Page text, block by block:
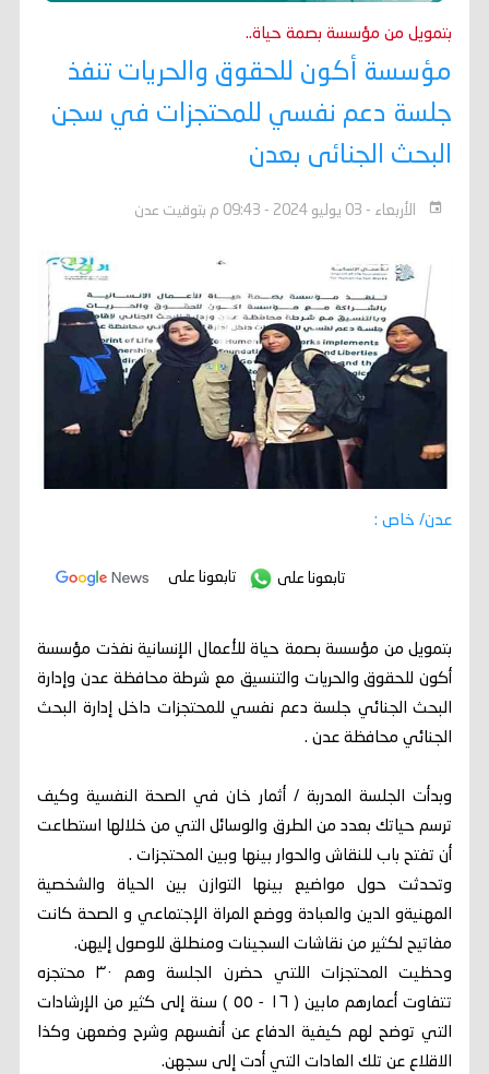
بتمويل من مؤسسة بصمة حياة..
مؤسسة أكون للحقوق والحريات تنفذ
جلسة دعم نفسي للمحتجزات في سجن
البحث الجنائى بعدن
الأربعاء - 03 يوليو 2024 - 09:43 م بتوقيت عدن
عدن/ خاص :
تابعونا على تابعونا على
بتمويل من مؤسسة بصمة حياة للأعمال الإنسانية نفذت مؤسسة
أكون للحقوق والحريات والتنسيق مع شرطة محافظة عدن وإدارة
البحث الجنائي جلسة دعم نفسي للمحتجزات داخل إدارة البحث
الجنائي محافظة عدن .
وبدأت الجلسة المدربة / أثمار خان في الصحة النفسية وكيف
ترسم حياتك بعدد من الطرق والوسائل التي من خلالها استطاعت
أن تفتح باب للنقاش والحوار بينها وبين المحتجزات .
وتحدثت حول مواضيع بينها التوازن بين الحياة والشخصية
المهنيةو الدين والعبادة ووضع المراة الإجتماعي و الصحة كانت
مفاتيح لكثير من نقاشات السجينات ومنطلق للوصول إليهن.
وحظيت المحتجزات اللتي حضرن الجلسة وهم ٣٠ محتجزه
تتفاوت أعمارهم مابين ( ١٦ - ٥٥ ) سنة إلى كثير من الإرشادات
التي توضح لهم كيفية الدفاع عن أنفسهم وشرح وضعهن وكذا
الاقلاع عن تلك العادات التي أدت إلى سجهن.